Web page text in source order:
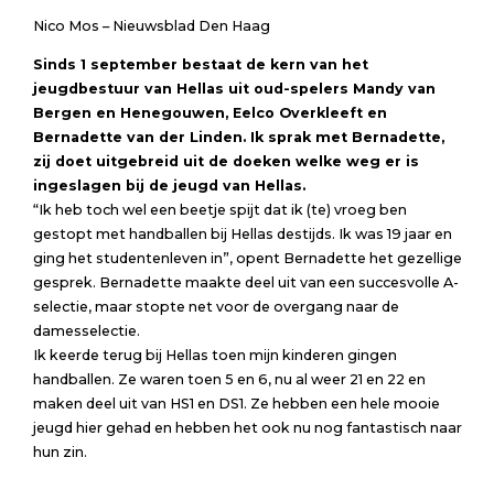
Nico Mos – Nieuwsblad Den Haag
Sinds 1 september bestaat de kern van het
jeugdbestuur van Hellas uit oud-spelers Mandy van
Bergen en Henegouwen, Eelco Overkleeft en
Bernadette van der Linden. Ik sprak met Bernadette,
zij doet uitgebreid uit de doeken welke weg er is
ingeslagen bij de jeugd van Hellas.
“Ik heb toch wel een beetje spijt dat ik (te) vroeg ben
gestopt met handballen bij Hellas destijds. Ik was 19 jaar en
ging het studentenleven in”, opent Bernadette het gezellige
gesprek. Bernadette maakte deel uit van een succesvolle A-
selectie, maar stopte net voor de overgang naar de
damesselectie.
Ik keerde terug bij Hellas toen mijn kinderen gingen
handballen. Ze waren toen 5 en 6, nu al weer 21 en 22 en
maken deel uit van HS1 en DS1. Ze hebben een hele mooie
jeugd hier gehad en hebben het ook nu nog fantastisch naar
hun zin.